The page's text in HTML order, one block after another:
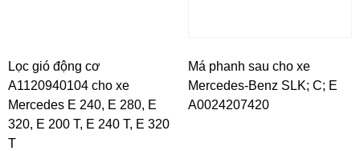
Lọc gió động cơ
A1120940104 cho xe
Mercedes E 240, E 280, E
320, E 200 T, E 240 T, E 320
T
Má phanh sau cho xe
Mercedes-Benz SLK; C; E
A0024207420